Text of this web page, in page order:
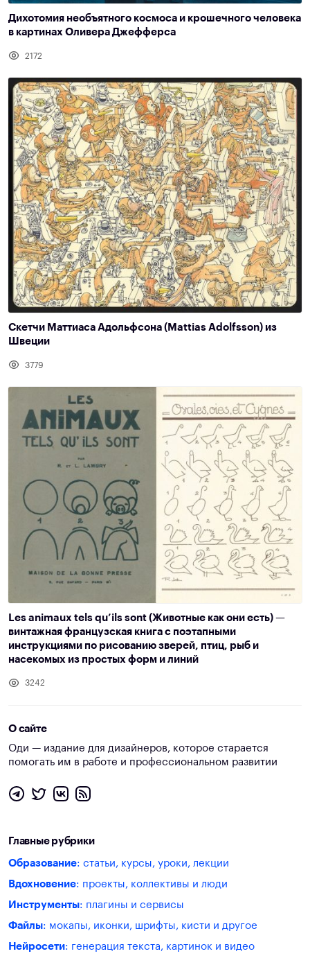
Дихотомия необъятного космоса и крошечного человека
в картинах Оливера Джефферса
2172
Скетчи Маттиаса Адольфсона (Mattias Adolfsson) из
Швеции
3779
Les animaux tels qu’ils sont (Животные как они есть) —
винтажная французская книга с поэтапными
инструкциями по рисованию зверей, птиц, рыб и
насекомых из простых форм и линий
3242
О сайте
Оди — издание для дизайнеров, которое старается
помогать им в работе и профессиональном развитии
Главные рубрики
Образование: статьи, курсы, уроки, лекции
Вдохновение: проекты, коллективы и люди
Инструменты: плагины и сервисы
Файлы: мокапы, иконки, шрифты, кисти и другое
Нейросети: генерация текста, картинок и видео